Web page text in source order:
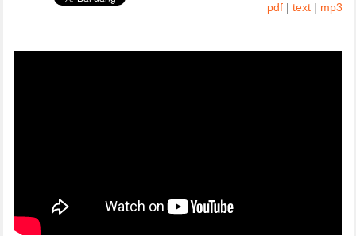
pdf| text| mp3